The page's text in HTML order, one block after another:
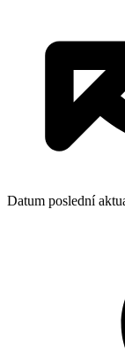
Datum poslední